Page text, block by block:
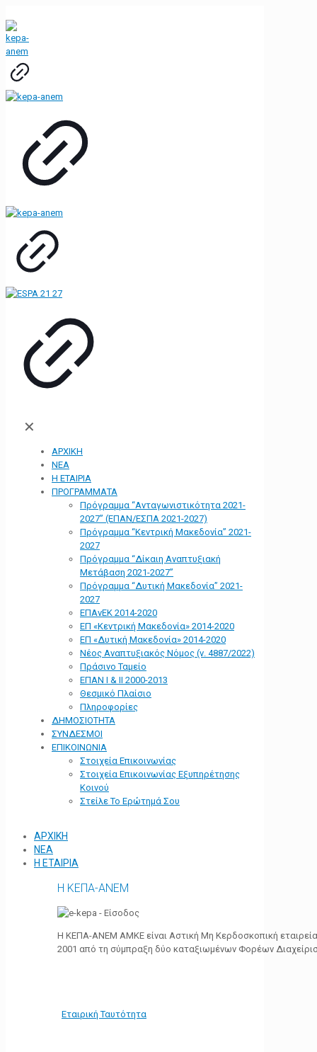
✕
ΑΡΧΙΚΗ
ΝΕΑ
Η ΕΤΑΙΡΙΑ
ΠΡΟΓΡΑΜΜΑΤΑ
Πρόγραμμα “Ανταγωνιστικότητα 2021-
2027” (ΕΠΑΝ/ΕΣΠΑ 2021-2027)
Πρόγραμμα “Κεντρική Μακεδονία” 2021-
2027
Πρόγραμμα “Δίκαιη Αναπτυξιακή
Μετάβαση 2021-2027”
Πρόγραμμα “Δυτική Μακεδονία” 2021-
2027
ΕΠΑνΕΚ 2014-2020
ΕΠ «Kεντρική Μακεδονία» 2014-2020
ΕΠ «Δυτική Μακεδονία» 2014-2020
Νέος Αναπτυξιακός Νόμος (ν. 4887/2022)
Πράσινο Ταμείο
ΕΠΑΝ Ι & ΙΙ 2000-2013
Θεσμικό Πλαίσιο
Πληροφορίες
ΔΗΜΟΣΙΟΤΗΤΑ
ΣΥΝΔΕΣΜΟΙ
ΕΠΙΚΟΙΝΩΝΙΑ
Στοιχεία Επικοινωνίας
Στοιχεία Επικοινωνίας Εξυπηρέτησης
Κοινού
Στείλε Το Ερώτημά Σου
ΑΡΧΙΚΗ
ΝΕΑ
Η ΕΤΑΙΡΙΑ
Η ΚΕΠΑ-ΑΝΕΜ
Η ΚΕΠΑ-ΑΝΕΜ ΑΜΚΕ είναι Αστική Μη Κερδοσκοπική
2001 από τη σύμπραξη δύο καταξιωμένων Φορέων
Εταιρική Ταυτότητα